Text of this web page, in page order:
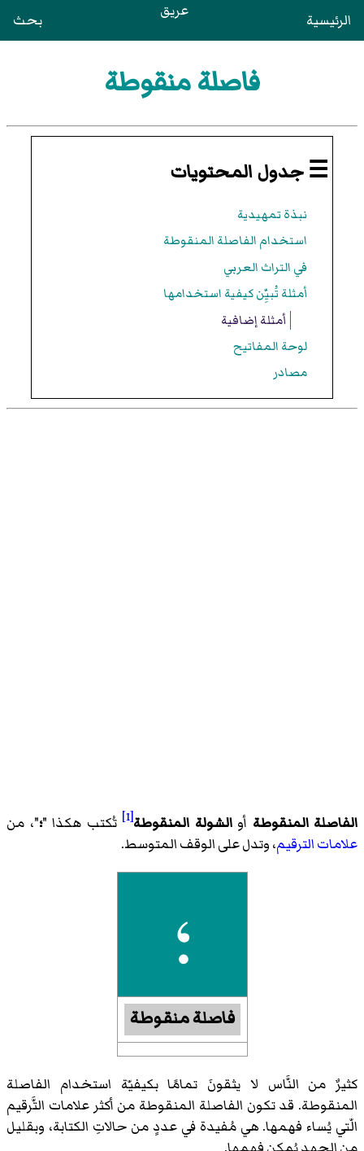
الرئيسية عريق بحث
فاصلة منقوطة
☰ جدول المحتويات
نبذة تمهيدية
استخدام الفاصلة المنقوطة
في التراث العربي
أمثلة تُبيِّن كيفية استخدامها
أمثلة إضافية
لوحة المفاتيح
مصادر
الفاصلة المنقوطة أوالشولة المنقوطة[1] تُكتب هكذا "؛"، من
علامات الترقيم، وتدل على الوقف المتوسط.
؛
فاصلة منقوطة
كثيرٌ من النَّاس لا يثقونَ تمامًا بكيفيّة استخدام الفاصلة
المنقوطة. قد تكون الفاصلة المنقوطة من أكثر علامات التَّرقيم
الّتي يُساء فهمها. هي مُفيدة في عددٍ من حالاتِ الكتابة، وبقليل